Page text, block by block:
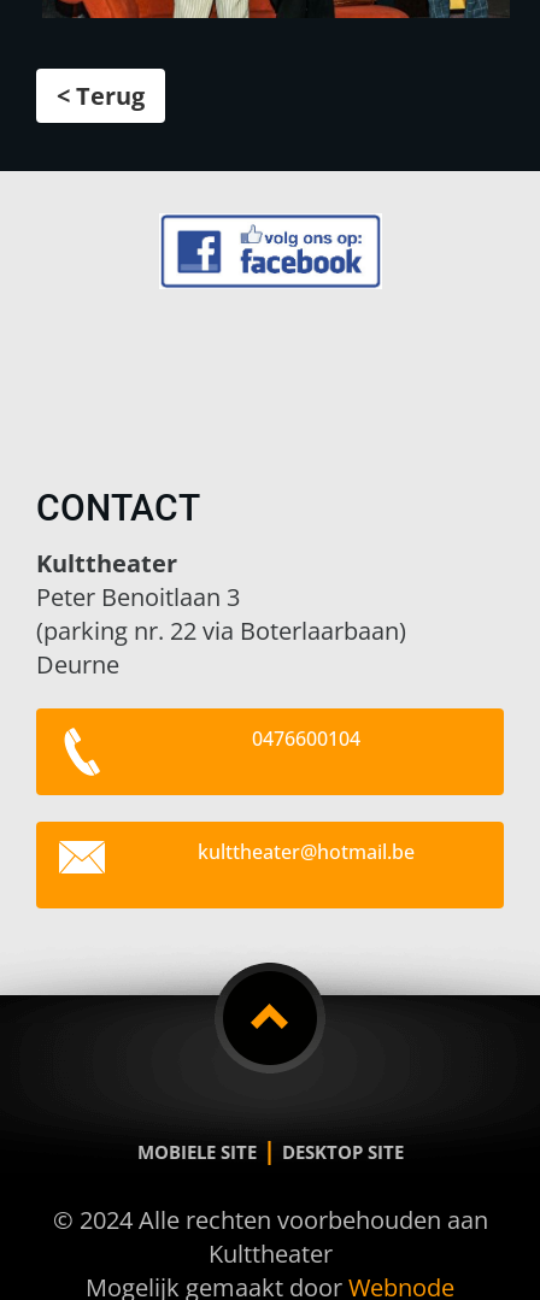
< Terug
CONTACT
Kulttheater
Peter Benoitlaan 3
(parking nr. 22 via Boterlaarbaan)
Deurne
0476600104
kulttheater@hotmail.be
MOBIELE SITE | DESKTOP SITE
© 2024 Alle rechten voorbehouden aan
Kulttheater
Mogelijk gemaakt doorWebnode